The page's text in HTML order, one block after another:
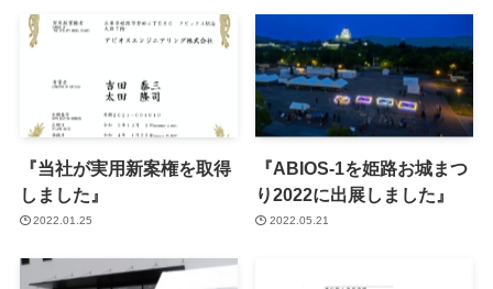
『当社が実用新案権を取得
しました』
2022.01.25
『ABIOS-1を姫路お城まつ
り2022に出展しました』
2022.05.21